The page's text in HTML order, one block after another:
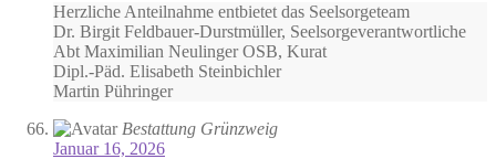
Herzliche Anteilnahme entbietet das Seelsorgeteam
Dr. Birgit Feldbauer-Durstmüller, Seelsorgeverantwortliche
Abt Maximilian Neulinger OSB, Kurat
Dipl.-Päd. Elisabeth Steinbichler
Martin Pühringer
Bestattung Grünzweig
Januar 16, 2026